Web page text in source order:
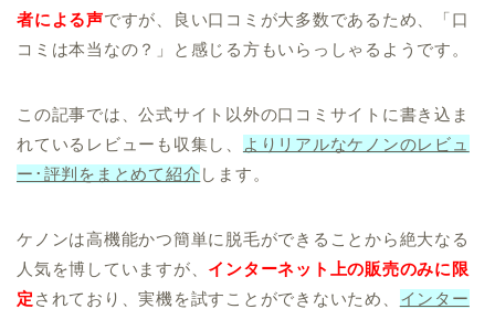
者による声ですが、良い口コミが大多数であるため、「口
コミは本当なの？」と感じる方もいらっしゃるようです。
この記事では、公式サイト以外の口コミサイトに書き込ま
れているレビューも収集し、
よりリアルなケノンのレビュ
ー･評判をまとめて紹介 します。
ケノンは高機能かつ簡単に脱毛ができることから絶大なる
人気を博していますが、 インターネット上の販売のみに限
定 されており、実機を試すことができないため、 インター